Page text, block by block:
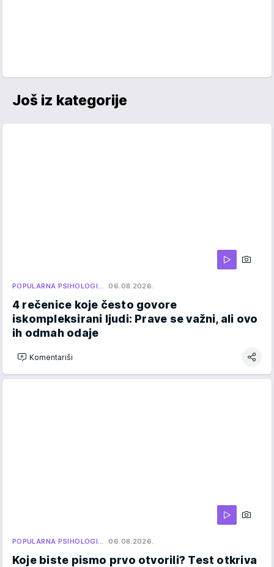
Još iz kategorije
POPULARNA PSIHOLOGI… 06.08.2026.
4 rečenice koje često govore
iskompleksirani ljudi: Prave se važni, ali ovo
ih odmah odaje
Komentariši
POPULARNA PSIHOLOGI… 06.08.2026.
Koje biste pismo prvo otvorili? Test otkriva